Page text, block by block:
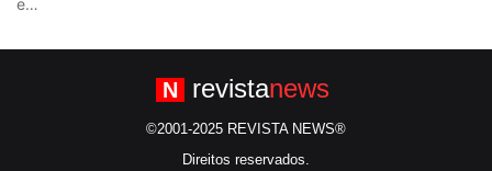
N revistanews
©2001-2025 REVISTA NEWS®
Direitos reservados.